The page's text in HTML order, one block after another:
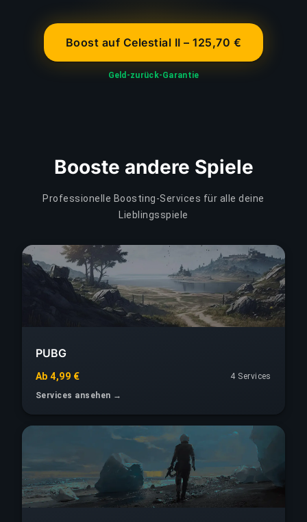
Boost auf Celestial II – 125,70 €
Geld-zurück-Garantie
Booste andere Spiele
Professionelle Boosting-Services für alle deine
Lieblingsspiele
PUBG
Ab 4,99 €
4 Services
Services ansehen →